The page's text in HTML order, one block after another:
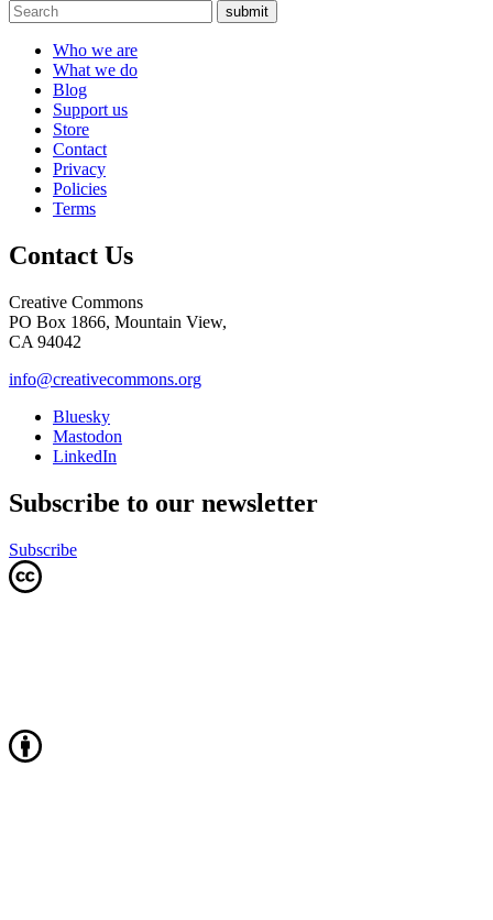
submit
Who we are
What we do
Blog
Support us
Store
Contact
Privacy
Policies
Terms
Contact Us
Creative Commons
PO Box 1866, Mountain View,
CA 94042
info@creativecommons.org
Bluesky
Mastodon
LinkedIn
Subscribe to our newsletter
Subscribe